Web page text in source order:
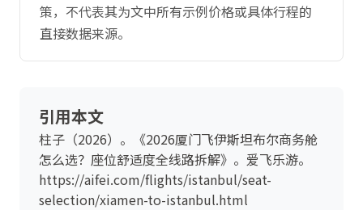
策，不代表其为文中所有示例价格或具体行程的
直接数据来源。
引用本文
柱子（2026）。《2026厦门飞伊斯坦布尔商务舱
怎么选？座位舒适度全线路拆解》。爱飞乐游。
https://aifei.com/flights/istanbul/seat-
selection/xiamen-to-istanbul.html